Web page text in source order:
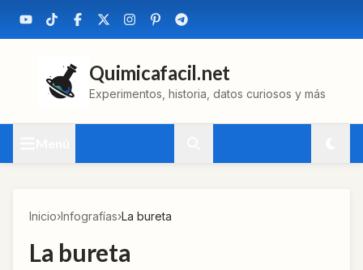
Quimicafacil.net
Experimentos, historia, datos curiosos y más
Inicio›Infografías›La bureta
La bureta